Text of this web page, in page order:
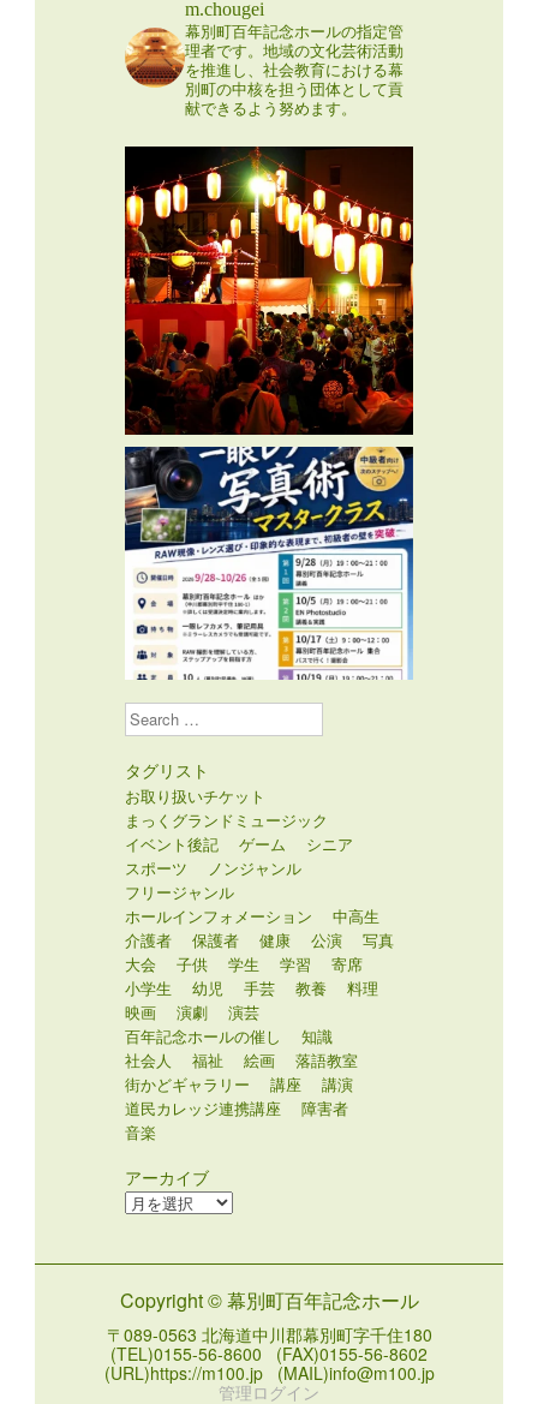
m.chougei
幕別町百年記念ホールの指定管
理者です。地域の文化芸術活動
を推進し、社会教育における幕
別町の中核を担う団体として貢
献できるよう努めます。
Search
タグリスト
お取り扱いチケット
まっくグランドミュージック
イベント後記
ゲーム
シニア
スポーツ
ノンジャンル
フリージャンル
ホールインフォメーション
中高生
介護者
保護者 健康 公演
写真
大会
子供 学生 学習
寄席
小学生
幼児 手芸 教養
料理
映画
演劇
演芸
百年記念ホールの催し
知識
社会人
福祉 絵画
落語教室
街かどギャラリー
講座
講演
道民カレッジ連携講座
障害者
音楽
アーカイブ
ア
ブ
Copyright © 幕別町百年記念ホール
〒089-0563 北海道中川郡幕別町字千住180
(TEL)0155-56-8600 (FAX)0155-56-8602
(URL)https://m100.jp (MAIL)info@m100.jp
管理ログイン